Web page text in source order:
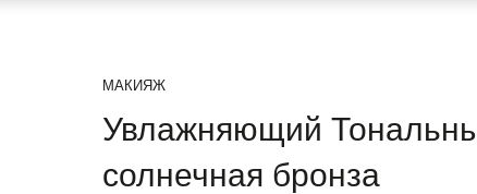
МАКИЯЖ
Увлажняющий
солнечная бронза